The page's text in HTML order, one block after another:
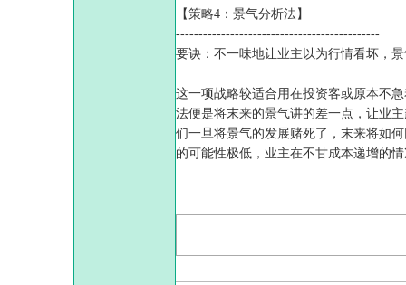
【策略4：景气分析法】
---------------------------------------------
要诀：不一味地让业主以为行情看坏，
这一项战略较适合用在投资客或原本不
法便是将末来的景气讲的差一点，让业
们一旦将景气的发展赌死了，末来将如
的可能性极低，业主在不甘成本递增的